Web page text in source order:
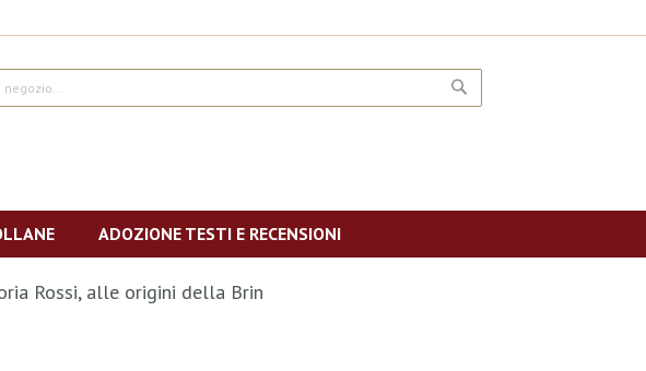
ADOZIONE TESTI E RECENSIONI
Rossi, alle origini della Brin